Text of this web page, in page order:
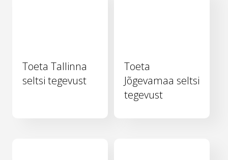
Toeta Tallinna
seltsi tegevust
Toeta
Jõgevamaa seltsi
tegevust